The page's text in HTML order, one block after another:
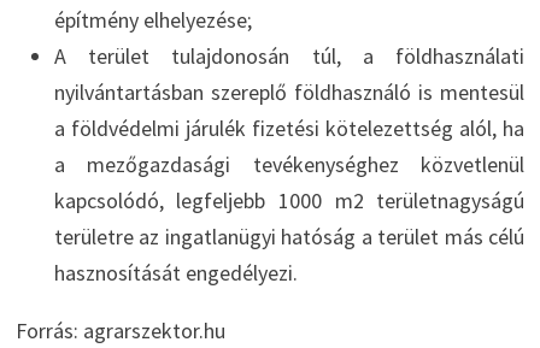
építmény elhelyezése;
A terület tulajdonosán túl, a földhasználati
nyilvántartásban szereplő földhasználó is mentesül
a földvédelmi járulék fizetési kötelezettség alól, ha
a mezőgazdasági tevékenységhez közvetlenül
kapcsolódó, legfeljebb 1000 m2 területnagyságú
területre az ingatlanügyi hatóság a terület más célú
hasznosítását engedélyezi.
Forrás: agrarszektor.hu